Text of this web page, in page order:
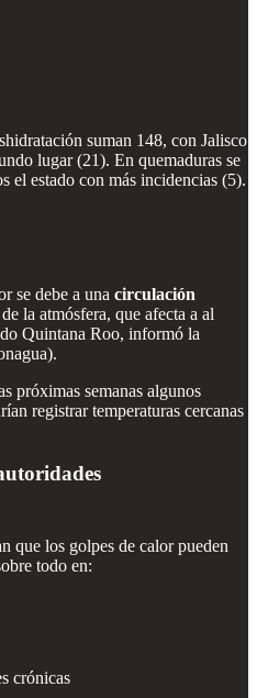
suman 148, con Jalisco
lugar (21). En quemaduras se
el estado con más incidencias (5).
se debe a una circulación
de la atmósfera, que afecta a al
Quintana Roo, informó la
próximas semanas algunos
registrar temperaturas cercanas
que los golpes de calor pueden
todo en:
crónicas